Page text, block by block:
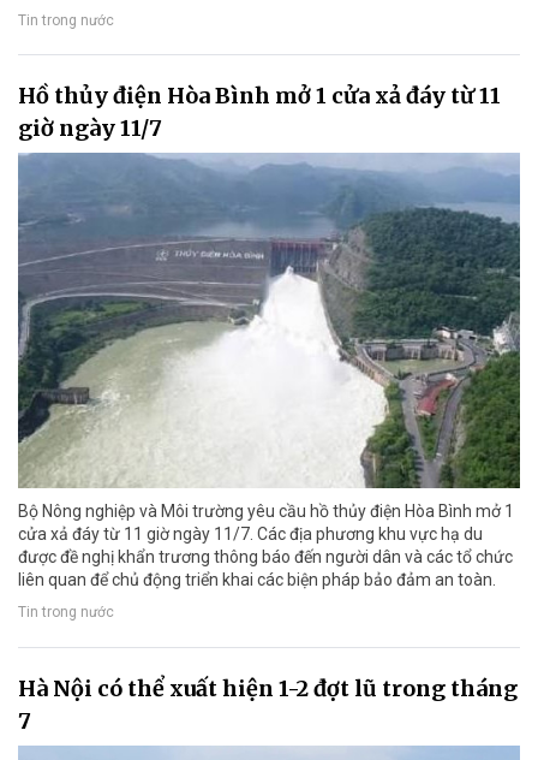
Tin trong nước
Hồ thủy điện Hòa Bình mở 1 cửa xả đáy từ 11
giờ ngày 11/7
Bộ Nông nghiệp và Môi trường yêu cầu hồ thủy điện Hòa Bình mở 1
cửa xả đáy từ 11 giờ ngày 11/7. Các địa phương khu vực hạ du
được đề nghị khẩn trương thông báo đến người dân và các tổ chức
liên quan để chủ động triển khai các biện pháp bảo đảm an toàn.
Tin trong nước
Hà Nội có thể xuất hiện 1-2 đợt lũ trong tháng
7